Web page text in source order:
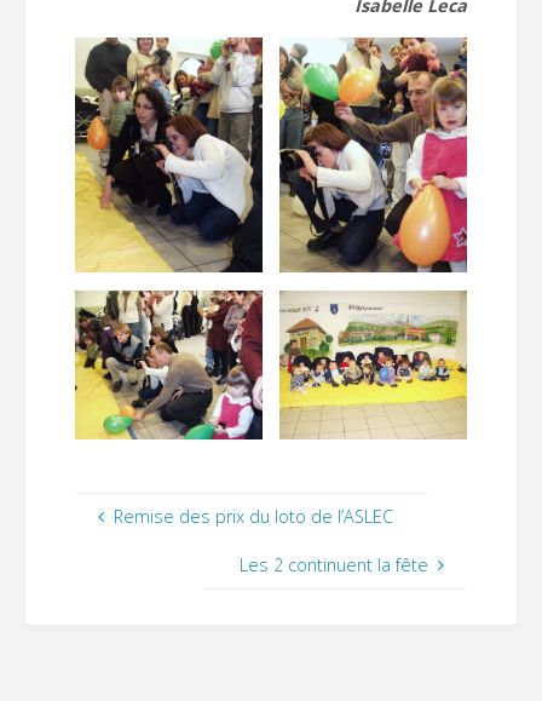
Isabelle Leca
Remise des prix du loto de l’ASLEC
Les 2 continuent la fête